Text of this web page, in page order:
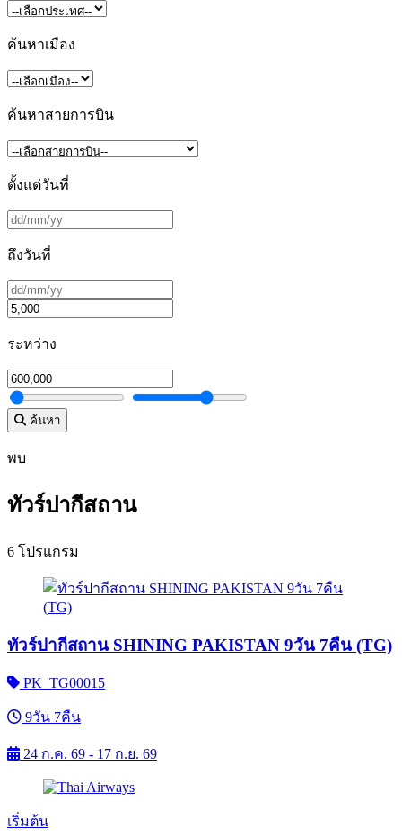
ค้นหาเมือง
ค้นหาสายการบิน
ตั้งแต่วันที่
ถึงวันที่
ระหว่าง
ค้นหา
พบ
ทัวร์ปากีสถาน
6 โปรแกรม
ทัวร์ปากีสถาน SHINING PAKISTAN 9วัน 7คืน (TG)
PK_TG00015
9วัน 7คืน
24 ก.ค. 69 - 17 ก.ย. 69
เริ่มต้น